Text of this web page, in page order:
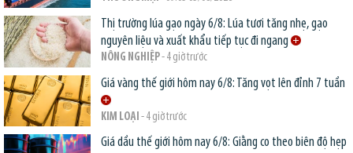
Thị trường lúa gạo ngày 6/8: Lúa tươi tăng nhẹ, gạo
nguyên liệu và xuất khẩu tiếp tục đi ngang
NÔNG NGHIỆP- 4 giờ trước
Giá vàng thế giới hôm nay 6/8: Tăng vọt lên đỉnh 7 tuần
KIM LOẠI - 4 giờ trước
Giá dầu thế giới hôm nay 6/8: Giằng co theo biên độ hẹp